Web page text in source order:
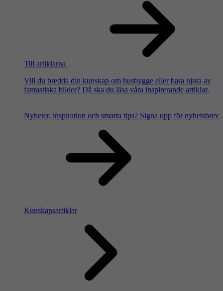
Till artiklarna
Vill du bredda din kunskap om husbygge eller bara njuta av
fantastiska bilder? Då ska du läsa våra inspirerande artiklar.
Nyheter, inspiration och smarta tips? Signa upp för nyhetsbrev
Kunskapsartiklar